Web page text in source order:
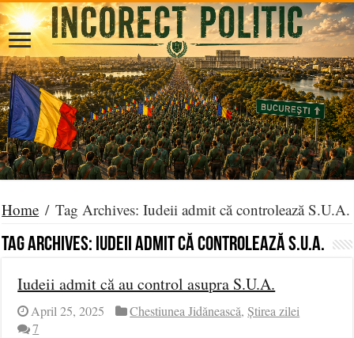
Home / Tag Archives: Iudeii admit că controlează S.U.A.
Tag Archives: Iudeii admit că controlează S.U.A.
Iudeii admit că au control asupra S.U.A.
April 25, 2025 Chestiunea Jidănească,Știrea zilei
7